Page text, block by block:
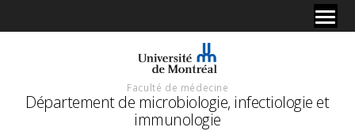
Faculté de médecine
Département de microbiologie, infectiologie et
immunologie